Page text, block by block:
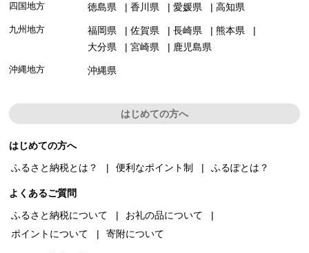
四国地方 徳島県 香川県 愛媛県 高知県
九州地方 福岡県 佐賀県 長崎県
熊本県
大分県
宮崎県 鹿児島県
沖縄地方 沖縄県
はじめての方へ
はじめての方へ
ふるさと納税とは？
便利なポイント制 ふるぽとは？
よくあるご質問
ふるさと納税について
お礼の品について
ポイントについて
寄附について